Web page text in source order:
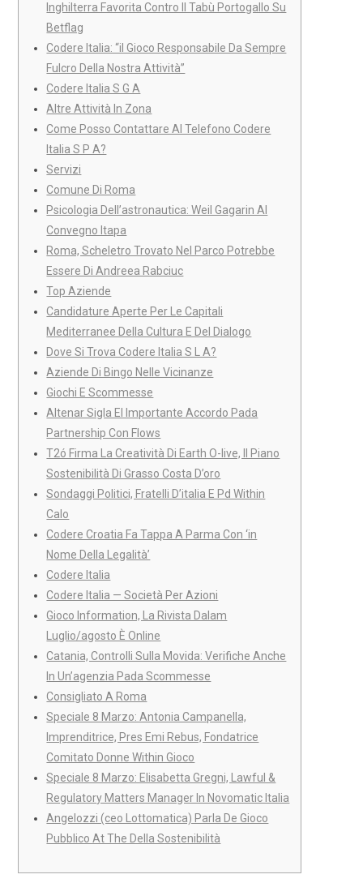
Inghilterra Favorita Contro Il Tabù Portogallo Su
Betflag
Codere Italia: “il Gioco Responsabile Da Sempre
Fulcro Della Nostra Attività”
Codere Italia S G A
Altre Attività In Zona
Come Posso Contattare Al Telefono Codere
Italia S P A?
Servizi
Comune Di Roma
Psicologia Dell’astronautica: Weil Gagarin Al
Convegno Itapa
Roma, Scheletro Trovato Nel Parco Potrebbe
Essere Di Andreea Rabciuc
Top Aziende
Candidature Aperte Per Le Capitali
Mediterranee Della Cultura E Del Dialogo
Dove Si Trova Codere Italia S L A?
Aziende Di Bingo Nelle Vicinanze
Giochi E Scommesse
Altenar Sigla El Importante Accordo Pada
Partnership Con Flows
T2ó Firma La Creatività Di Earth O-live, Il Piano
Sostenibilità Di Grasso Costa D’oro
Sondaggi Politici, Fratelli D’italia E Pd Within
Calo
Codere Croatia Fa Tappa A Parma Con ‘in
Nome Della Legalità’
Codere Italia
Codere Italia — Società Per Azioni
Gioco Information, La Rivista Dalam
Luglio/agosto È Online
Catania, Controlli Sulla Movida: Verifiche Anche
In Un’agenzia Pada Scommesse
Consigliato A Roma
Speciale 8 Marzo: Antonia Campanella,
Imprenditrice, Pres Emi Rebus, Fondatrice
Comitato Donne Within Gioco
Speciale 8 Marzo: Elisabetta Gregni, Lawful &
Regulatory Matters Manager In Novomatic Italia
Angelozzi (ceo Lottomatica) Parla De Gioco
Pubblico At The Della Sostenibilità